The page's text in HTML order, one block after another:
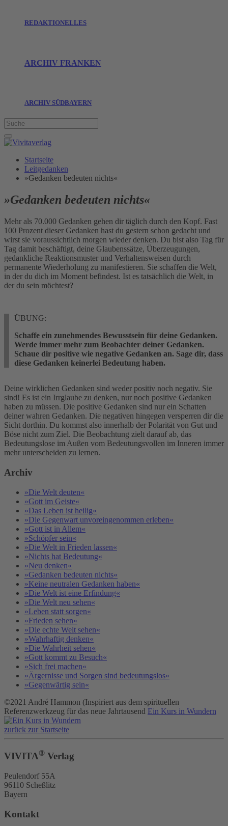
REDAKTIONELLES
ARCHIV FRANKEN
ARCHIV SÜDBAYERN
Startseite
Leitgedanken
»Gedanken bedeuten nichts«
»Gedanken bedeuten nichts«
Mehr als 70.000 Gedanken gehen dir täglich durch den Kopf. Fast
100 Prozent dieser Gedanken hast du gestern schon gedacht und
wirst sie voraussichtlich morgen wieder denken. Du bist also Tag für
Tag damit beschäftigt, deine Glaubenssätze, Überzeugungen,
gedankliche Reaktionsmuster und Verhaltensweisen durch
permanente Wiederholung zu manifestieren. Sie schaffen die Welt,
in der du dich im Moment befindest. Ist es tatsächlich die Welt, in
der du sein möchtest?
ÜBUNG:
Schaffe ein zunehmendes Bewusstsein für deine Gedanken.
Werde immer mehr zum Beobachter deiner Gedanken.
Schaue dir positive wie negative Gedanken an. Sage dir, dass
diese Gedanken keinerlei Bedeutung haben.
Deine wirklichen Gedanken sind weder positiv noch negativ. Sie
sind! Es ist ein Irrglaube zu denken, nur noch positive Gedanken
haben zu müssen. Die positive Gedanken sind nur ein Schatten
deiner wahren Gedanken. Die negativen hingegen versperren dir die
Sicht dorthin. Du kommst also innerhalb der Polarität von Gut und
Böse nicht zum Ziel. Die Beobachtung zielt darauf ab, das
Bedeutungslose im Außen vom Bedeutungsvollen im Inneren immer
mehr unterscheiden zu lernen.
Archiv
»Die Welt deuten«
»Gott im Geiste«
»Das Leben ist heilig«
»Die Gegenwart unvoreingenommen erleben«
»Gott ist in Allem«
»Schöpfer sein«
»Die Welt in Frieden lassen«
»Nichts hat Bedeutung«
»Neu denken«
»Gedanken bedeuten nichts«
»Keine neutralen Gedanken haben«
»Die Welt ist eine Erfindung«
»Die Welt neu sehen«
»Leben statt sorgen«
»Frieden sehen«
»Die echte Welt sehen«
»Wahrhaftig denken«
»Die Wahrheit sehen«
»Gott kommt zu Besuch«
»Sich frei machen«
»Ärgernisse und Sorgen sind bedeutungslos«
»Gegenwärtig sein«
©2021 André Hammon (Inspiriert aus dem spirituellen
Referenzwerkzeug für das neue Jahrtausend Ein Kurs in Wundern
zurück zur Startseite
VIVITA® Verlag
Peulendorf 55A
96110 Scheßlitz
Bayern
Kontakt